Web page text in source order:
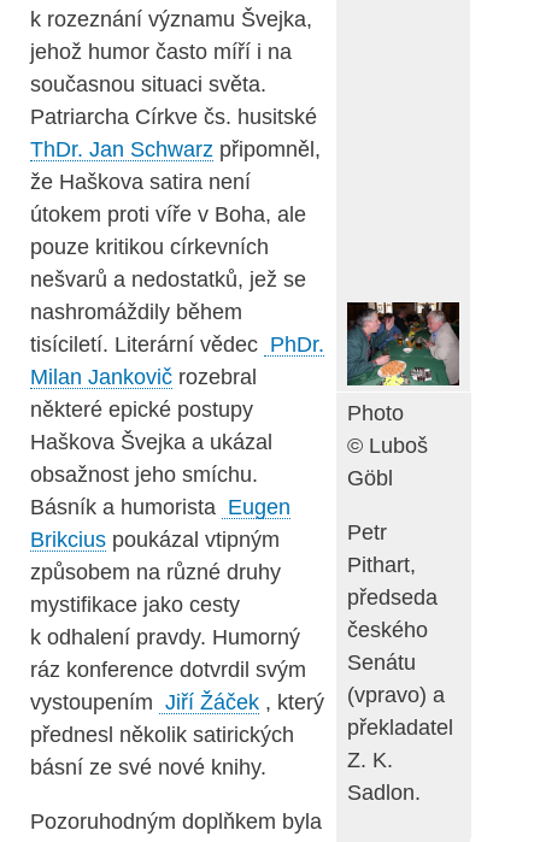
k rozeznání významu Švejka,
jehož humor často míří i na
současnou situaci světa.
Patriarcha Církve čs. husitské
ThDr. Jan Schwarz připomněl,
že Haškova satira není
útokem proti víře v Boha, ale
pouze kritikou církevních
nešvarů a nedostatků, jež se
nashromáždily během
tisíciletí. Literární vědec PhDr.
Milan Jankovič rozebral
některé epické postupy
Haškova Švejka a ukázal
obsažnost jeho smíchu.
Básník a humorista Eugen
Brikcius poukázal vtipným
způsobem na různé druhy
mystifikace jako cesty
k odhalení pravdy. Humorný
ráz konference dotvrdil svým
vystoupením Jiří Žáček , který
přednesl několik satirických
básní ze své nové knihy.
Pozoruhodným doplňkem byla
Photo
© Luboš
Göbl
Petr
Pithart,
předseda
českého
Senátu
(vpravo) a
překladatel
Z. K.
Sadlon.